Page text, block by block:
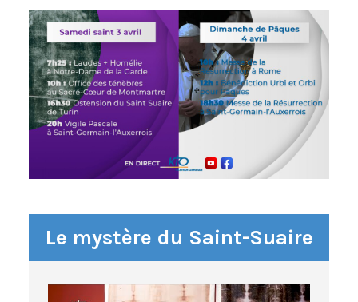
Le mystère du Saint-Suaire